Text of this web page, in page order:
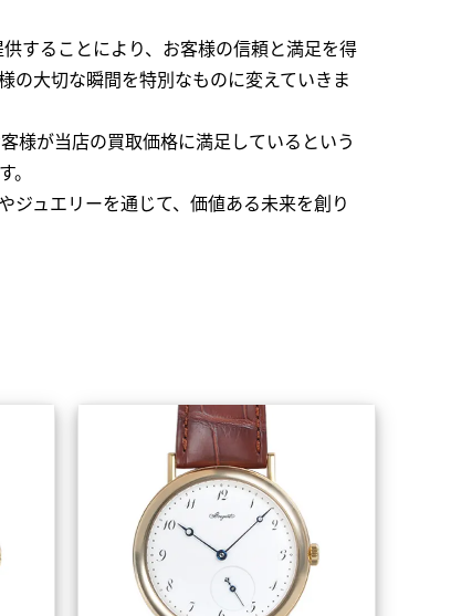
することにより、お客様の信頼と満足を得
の大切な瞬間を特別なものに変えていきま
様が当店の買取価格に満足しているという
ュエリーを通じて、価値ある未来を創り